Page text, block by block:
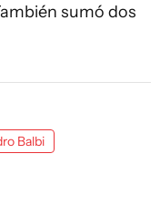
sumó dos
Balbi